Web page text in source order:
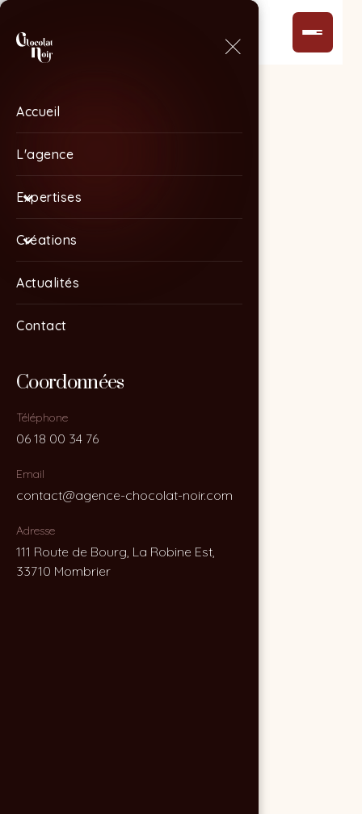
Accueil
L'agence
Expertises
Créations
Actualités
Contact
Coordonnées
Téléphone
06 18 00 34 76
Email
contact@agence-chocolat-noir.com
Adresse
111 Route de Bourg, La Robine Est,
33710 Mombrier
Accueil
L'agence
Expertises
Créations
Actualités
Contact
Coordonnées
Téléphone
06 18 00 34 76
Email
contact@agence-chocolat-noir.com
Adresse
111 Route de Bourg, La Robine Est,
33710 Mombrier